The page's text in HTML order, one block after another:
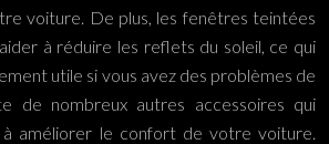
voiture. De plus, les fenêtres teintées
à réduire les reflets du soleil, ce qui
utile si vous avez des problèmes de
de nombreux autres accessoires qui
améliorer le confort de votre voiture.